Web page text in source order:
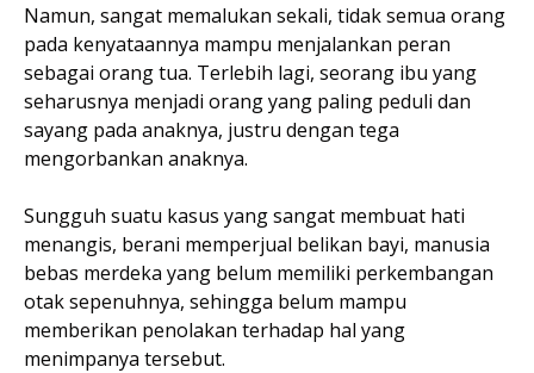
Namun, sangat memalukan sekali, tidak semua orang
pada kenyataannya mampu menjalankan peran
sebagai orang tua. Terlebih lagi, seorang ibu yang
seharusnya menjadi orang yang paling peduli dan
sayang pada anaknya, justru dengan tega
mengorbankan anaknya.
Sungguh suatu kasus yang sangat membuat hati
menangis, berani memperjual belikan bayi, manusia
bebas merdeka yang belum memiliki perkembangan
otak sepenuhnya, sehingga belum mampu
memberikan penolakan terhadap hal yang
menimpanya tersebut.